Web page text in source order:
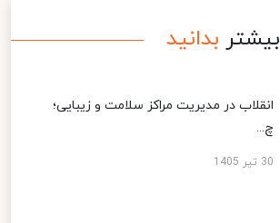
بیشتر بدانید
انقلاب در مدیریت مراکز سلامت و زیبایی؛
چ...
30 تیر 1405